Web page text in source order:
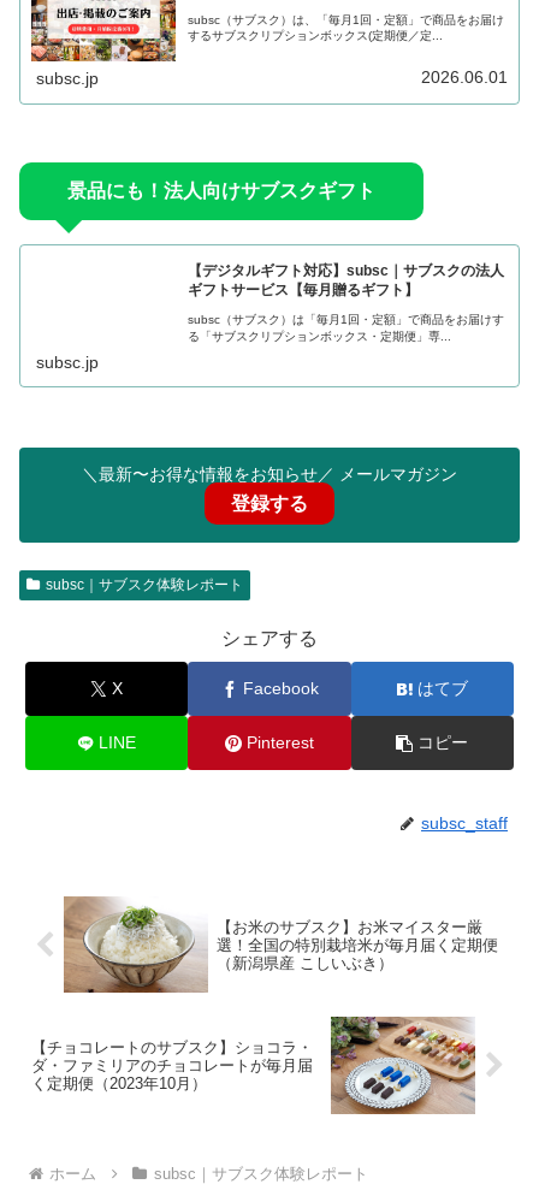
subsc（サブスク）は、「毎月1回・定額」で商品をお届け
するサブスクリプションボックス(定期便／定...
subsc.jp 2026.06.01
景品にも！法人向けサブスクギフト
【デジタルギフト対応】subsc｜サブスクの法人
ギフトサービス【毎月贈るギフト】
subsc（サブスク）は「毎月1回・定額」で商品をお届けす
る「サブスクリプションボックス・定期便」専...
subsc.jp
＼最新〜お得な情報をお知らせ／ メールマガジン
登録する
subsc｜サブスク体験レポート
シェアする
X Facebook はてブ
LINE Pinterest コピー
subsc_staff
【お米のサブスク】お米マイスター厳
選！全国の特別栽培米が毎月届く定期便
（新潟県産 こしいぶき）
【チョコレートのサブスク】ショコラ・
ダ・ファミリアのチョコレートが毎月届
く定期便（2023年10月）
ホーム subsc｜サブスク体験レポート